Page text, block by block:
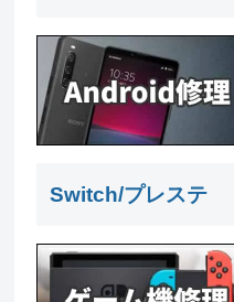
Switch/プレステ